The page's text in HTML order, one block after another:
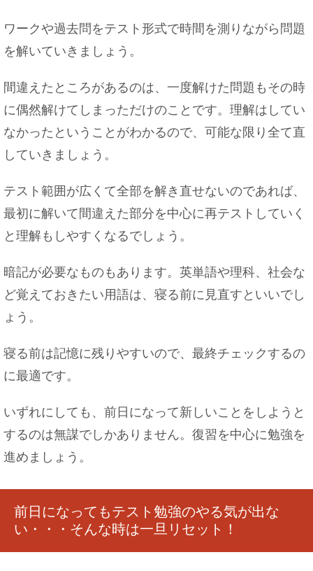
オンリーワンの意味とは？恋愛する上で大切なこ
とを学ぼう
い人の特徴
付き合う前に旅行をした場合部屋は○○取るように
ワークや過去問をテスト形式で時間を測りながら問題
を解いていきましょう。
間違えたところがあるのは、一度解けた問題もその時
に偶然解けてしまっただけのことです。理解はしてい
なかったということがわかるので、可能な限り全て直
していきましょう。
テスト範囲が広くて全部を解き直せないのであれば、
最初に解いて間違えた部分を中心に再テストしていく
と理解もしやすくなるでしょう。
暗記が必要なものもあります。英単語や理科、社会な
ど覚えておきたい用語は、寝る前に見直すといいでし
ょう。
寝る前は記憶に残りやすいので、最終チェックするの
に最適です。
いずれにしても、前日になって新しいことをしようと
するのは無謀でしかありません。復習を中心に勉強を
進めましょう。
前日になってもテスト勉強のやる気が出な
い・・・そんな時は一旦リセット！